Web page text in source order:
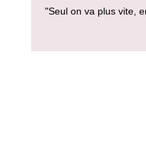
"Seul on va plus vite,